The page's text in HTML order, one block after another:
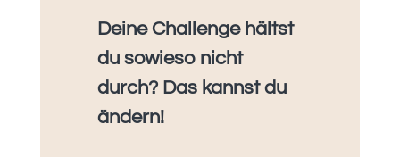
Deine Challenge hältst
du sowieso nicht
durch? Das kannst du
ändern!